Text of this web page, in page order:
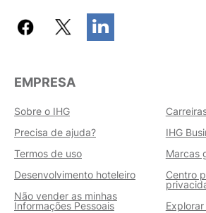
EMPRESA
Sobre o IHG
Precisa de ajuda?
IHG
Termos de uso
Marcas
Desenvolvimento hoteleiro
Centro
Não vender as minhas
Informações Pessoais